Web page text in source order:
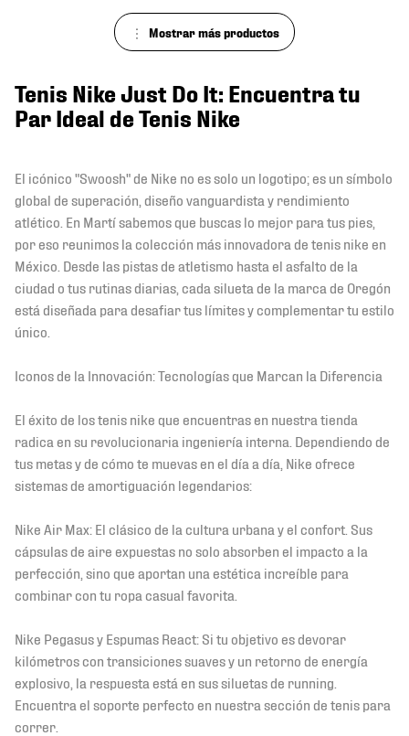
Tenis Nike Just Do It: Encuentra tu
Par Ideal de Tenis Nike
El icónico "Swoosh" de Nike no es solo un logotipo; es un símbolo
global de superación, diseño vanguardista y rendimiento
atlético. En Martí sabemos que buscas lo mejor para tus pies,
por eso reunimos la colección más innovadora de tenis nike en
México. Desde las pistas de atletismo hasta el asfalto de la
ciudad o tus rutinas diarias, cada silueta de la marca de Oregón
está diseñada para desafiar tus límites y complementar tu estilo
único.
Iconos de la Innovación: Tecnologías que Marcan la Diferencia
El éxito de los tenis nike que encuentras en nuestra tienda
radica en su revolucionaria ingeniería interna. Dependiendo de
tus metas y de cómo te muevas en el día a día, Nike ofrece
sistemas de amortiguación legendarios:
Nike Air Max: El clásico de la cultura urbana y el confort. Sus
cápsulas de aire expuestas no solo absorben el impacto a la
perfección, sino que aportan una estética increíble para
combinar con tu ropa casual favorita.
Nike Pegasus y Espumas React: Si tu objetivo es devorar
kilómetros con transiciones suaves y un retorno de energía
explosivo, la respuesta está en sus siluetas de running.
Encuentra el soporte perfecto en nuestra sección de tenis para
correr.